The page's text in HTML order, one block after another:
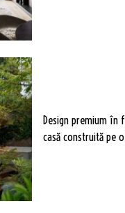
Design premium în
casă construită pe